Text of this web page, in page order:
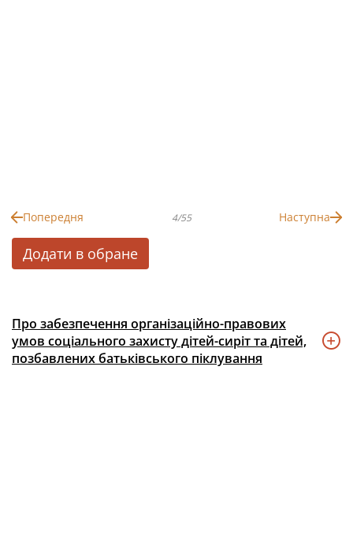
Попередня 4/55 Наступна
Додати в обране
Про забезпечення організаційно-правових
умов соціального захисту дітей-сиріт та дітей,
позбавлених батьківського піклування